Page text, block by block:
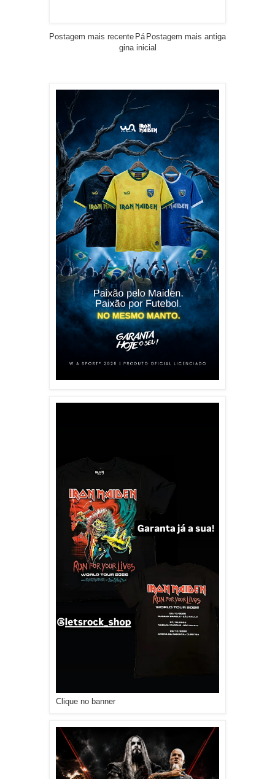
Postagem mais recente Postagem mais antiga
Pá
gina inicial
Clique no banner